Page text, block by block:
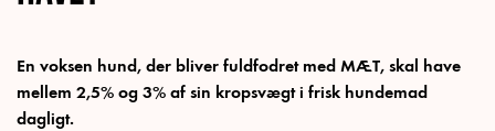
En voksen hund, der bliver fuldfodret med MÆT, skal have
mellem 2,5% og 3% af sin kropsvægt i frisk hundemad
dagligt.